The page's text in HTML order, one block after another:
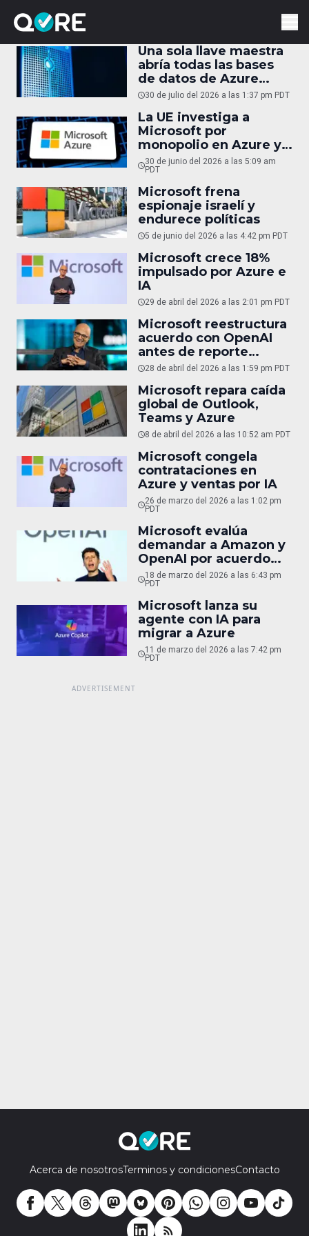
Una sola llave maestra
abría todas las bases
de datos de Azure
Cosmos DB
30 de julio del 2026 a las 1:37 pm PDT
La UE investiga a
Microsoft por
monopolio en Azure y
Copilot
30 de junio del 2026 a las 5:09 am
PDT
Microsoft frena
espionaje israelí y
endurece políticas
5 de junio del 2026 a las 4:42 pm PDT
Microsoft crece 18%
impulsado por Azure e
IA
29 de abril del 2026 a las 2:01 pm PDT
Microsoft reestructura
acuerdo con OpenAI
antes de reporte
financiero clave
28 de abril del 2026 a las 1:59 pm PDT
Microsoft repara caída
global de Outlook,
Teams y Azure
8 de abril del 2026 a las 10:52 am PDT
Microsoft congela
contrataciones en
Azure y ventas por IA
26 de marzo del 2026 a las 1:02 pm
PDT
Microsoft evalúa
demandar a Amazon y
OpenAI por acuerdo
cloud
18 de marzo del 2026 a las 6:43 pm
PDT
Microsoft lanza su
agente con IA para
migrar a Azure
11 de marzo del 2026 a las 7:42 pm
PDT
Acerca de nosotrosTerminos y condicionesContacto